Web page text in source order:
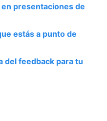
presentaciones de
estás a punto de
del feedback para tu